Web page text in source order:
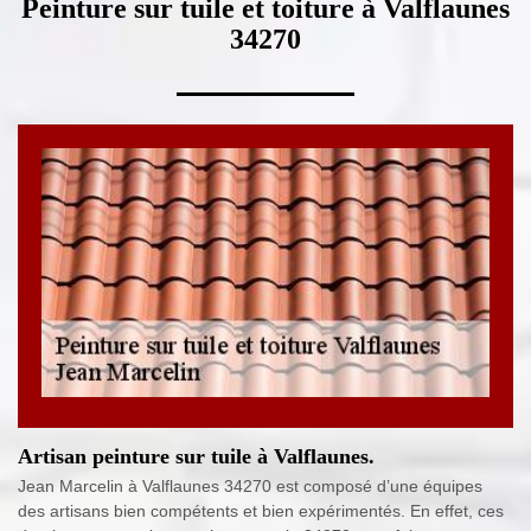
Peinture sur tuile et toiture à Valflaunes
34270
Artisan peinture sur tuile à Valflaunes.
Jean Marcelin à Valflaunes 34270 est composé d’une équipes
des artisans bien compétents et bien expérimentés. En effet, ces